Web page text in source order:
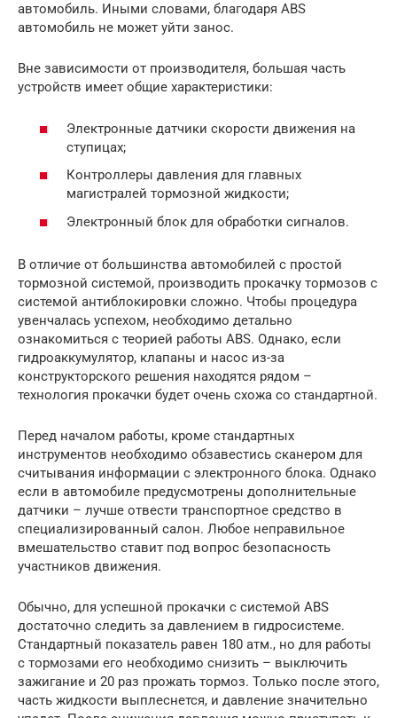
автомобиль. Иными словами, благодаря ABS
автомобиль не может уйти занос.
Вне зависимости от производителя, большая часть
устройств имеет общие характеристики:
Электронные датчики скорости движения на
ступицах;
Контроллеры давления для главных
магистралей тормозной жидкости;
Электронный блок для обработки сигналов.
В отличие от большинства автомобилей с простой
тормозной системой, производить прокачку тормозов с
системой антиблокировки сложно. Чтобы процедура
увенчалась успехом, необходимо детально
ознакомиться с теорией работы ABS. Однако, если
гидроаккумулятор, клапаны и насос из-за
конструкторского решения находятся рядом –
технология прокачки будет очень схожа со стандартной.
Перед началом работы, кроме стандартных
инструментов необходимо обзавестись сканером для
считывания информации с электронного блока. Однако
если в автомобиле предусмотрены дополнительные
датчики – лучше отвести транспортное средство в
специализированный салон. Любое неправильное
вмешательство ставит под вопрос безопасность
участников движения.
Обычно, для успешной прокачки с системой ABS
достаточно следить за давлением в гидросистеме.
Стандартный показатель равен 180 атм., но для работы
с тормозами его необходимо снизить – выключить
зажигание и 20 раз прожать тормоз. Только после этого,
часть жидкости выплеснется, и давление значительно